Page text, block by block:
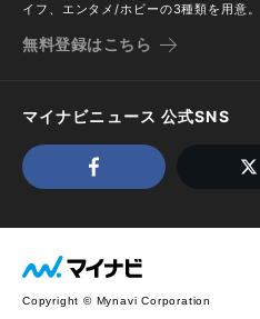
イフ、エンタメ/ホビーの3種類を用意。
無料登録はこちら
マイナビニュース 公式SNS
Copyright © Mynavi Corporation